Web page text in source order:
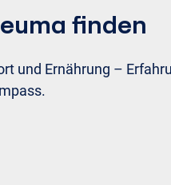
finden
und Ernährung –